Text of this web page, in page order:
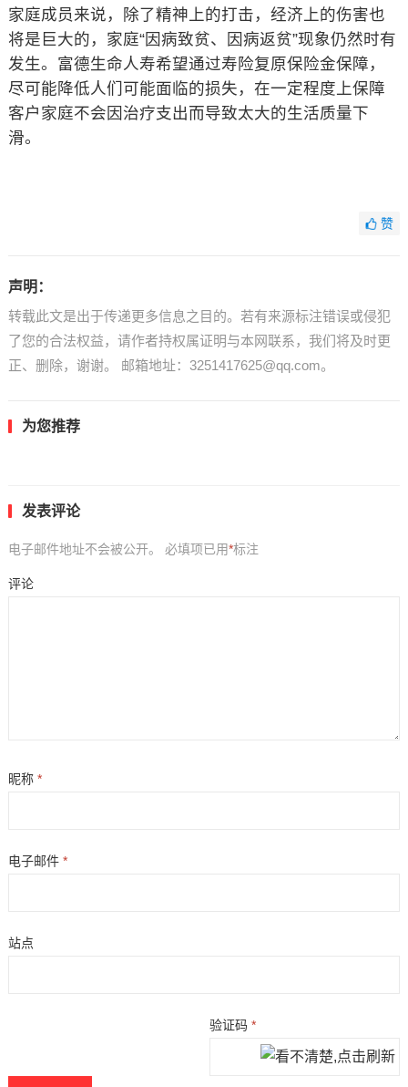
家庭成员来说，除了精神上的打击，经济上的伤害也
将是巨大的，家庭“因病致贫、因病返贫”现象仍然时有
发生。富德生命人寿希望通过寿险复原保险金保障，
尽可能降低人们可能面临的损失，在一定程度上保障
客户家庭不会因治疗支出而导致太大的生活质量下
滑。
赞
声明：
转载此文是出于传递更多信息之目的。若有来源标注错误或侵犯
了您的合法权益，请作者持权属证明与本网联系，我们将及时更
正、删除，谢谢。 邮箱地址：3251417625@qq.com。
为您推荐
发表评论
电子邮件地址不会被公开。 必填项已用*标注
评论
昵称 *
电子邮件 *
站点
验证码*